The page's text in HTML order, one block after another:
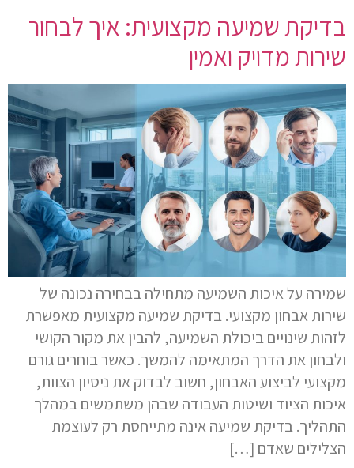
בדיקת שמיעה מקצועית: איך לבחור
שירות מדויק ואמין
שמירה על איכות השמיעה מתחילה בבחירה נכונה של
שירות אבחון מקצועי. בדיקת שמיעה מקצועית מאפשרת
לזהות שינויים ביכולת השמיעה, להבין את מקור הקושי
ולבחון את הדרך המתאימה להמשך. כאשר בוחרים גורם
מקצועי לביצוע האבחון, חשוב לבדוק את ניסיון הצוות,
איכות הציוד ושיטות העבודה שבהן משתמשים במהלך
התהליך. בדיקת שמיעה אינה מתייחסת רק לעוצמת
הצלילים שאדם […]